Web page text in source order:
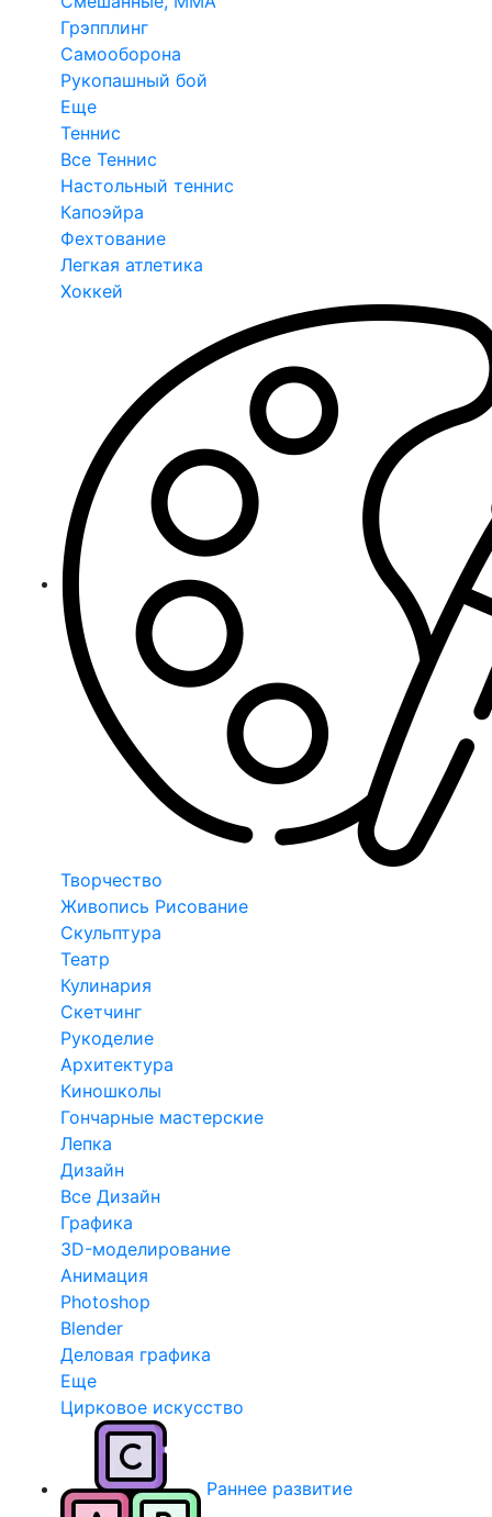
Грэпплинг
Самооборона
Рукопашный бой
Еще
Теннис
Все Теннис
Настольный теннис
Капоэйра
Фехтование
Легкая атлетика
Хоккей
Творчество
Живопись Рисование
Скульптура
Театр
Кулинария
Скетчинг
Рукоделие
Архитектура
Киношколы
Гончарные мастерские
Лепка
Дизайн
Все Дизайн
Графика
3D-моделирование
Анимация
Photoshop
Blender
Деловая графика
Еще
Цирковое искусство
Раннее развитие